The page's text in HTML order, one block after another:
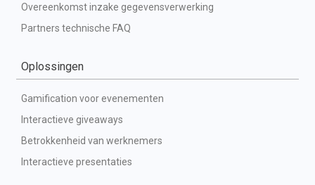
Overeenkomst inzake gegevensverwerking
Partners technische FAQ
Oplossingen
Gamification voor evenementen
Interactieve giveaways
Betrokkenheid van werknemers
Interactieve presentaties